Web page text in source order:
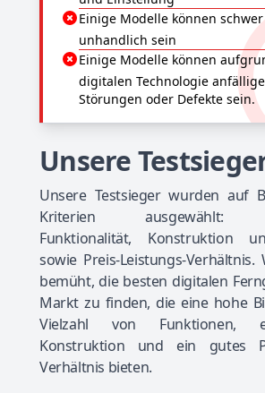
Einige Modelle können
unhandlich sein
Einige Modelle können
digitalen Technologie
Störungen oder Defekte sein.
Unsere
Unsere Testsieger wurden auf
Kriterien ausgewählt:
Funktionalität, Konstruktion
sowie Preis-Leistungs-
bemüht, die besten digitalen
Markt zu finden, die eine hohe
Vielzahl von Funktionen,
Konstruktion und ein gutes
Verhältnis bieten.